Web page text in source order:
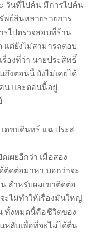
วันที่ไปค้น มีการไปค้น
ย์สินหลายรายการ
รไปตรวจสอบที่ร้าน
แต่ยังไม่สามารถตอบ
องที่ว่า นายประสิทธิ์
งตอนนี้ ยังไม่เคยได้
น และตอนนี้อยู่
ดเผยอีกว่า เมื่อสอง
ติดต่อมาหา บอกว่าจะ
น สำหรับผมเขาติดต่อ
ะไม่ทำให้เรื่องมันใหญ่
ทั้งหมดนี้คือชีวิตของ
หลับเพื่อที่จะไม่ได้ตื่น